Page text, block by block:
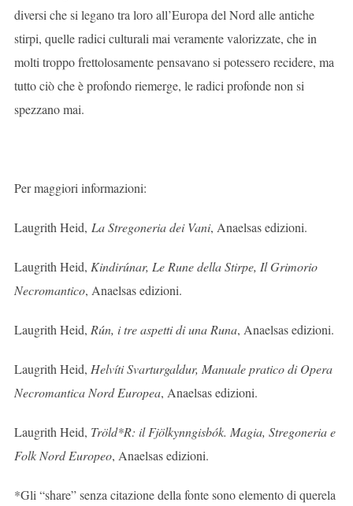
diversi che si legano tra loro all’Europa del Nord alle antiche
stirpi, quelle radici culturali mai veramente valorizzate, che in
molti troppo frettolosamente pensavano si potessero recidere, ma
tutto ciò che è profondo riemerge, le radici profonde non si
spezzano mai.
Per maggiori informazioni:
Laugrith Heid, La Stregoneria dei Vani, Anaelsas edizioni.
Laugrith Heid, Kindirúnar, Le Rune della Stirpe, Il Grimorio
Necromantico, Anaelsas edizioni.
Laugrith Heid, Rún, i tre aspetti di una Runa, Anaelsas edizioni.
Laugrith Heid, Helvíti Svarturgaldur, Manuale pratico di Opera
Necromantica Nord Europea, Anaelsas edizioni.
Laugrith Heid, Tröld*R: il Fjölkynngisbók. Magia, Stregoneria e
Folk Nord Europeo, Anaelsas edizioni.
*Gli “share” senza citazione della fonte sono elemento di querela